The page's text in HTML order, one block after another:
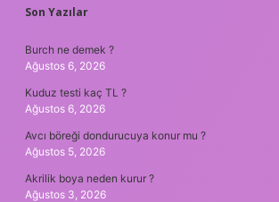
SIDEBAR
Son Yazılar
Burch ne demek ?
Ağustos 6, 2026
Kuduz testi kaç TL ?
Ağustos 6, 2026
Avcı böreği dondurucuya konur mu ?
Ağustos 5, 2026
Akrilik boya neden kurur ?
Ağustos 3, 2026